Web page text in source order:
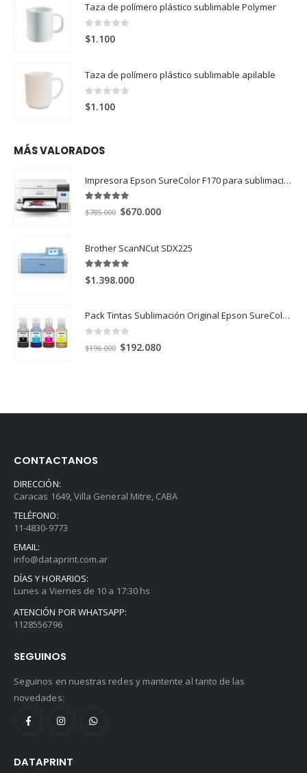
Taza de polímero plástico sublimable Polymer
0 out of 5
$1.100
Taza de polímero plástico sublimable apilable
0
$1.100
MÁS VALORADOS
Impresora Epson SureColor F170 para sublimación
out of 5
$785.000 El
era:
$785.000.
$670.000El
es:
Brother ScanNCut SDX225
5.00
$1.398.000
Pack Tintas Sublimación Original Epson SureColor F170 y F570 X 4 Colores
out of 5
$196.000 El
$192.080El
CONTACTANOS
DIRECCIÓN:
Caracas 1649, Villa General Mitre, CABA
TELÉFONO:
11-4830-9773
EMAIL:
info@dataprint.com.ar
DÍAS Y HORARIOS:
Lunes a Viernes de 10 a 17:30 hs
ATENCIÓN POR WHATSAPP:
1128556796
SEGUINOS
Seguinos en nuestras redes y mantente al tanto de las
novedades:
DATAPRINT